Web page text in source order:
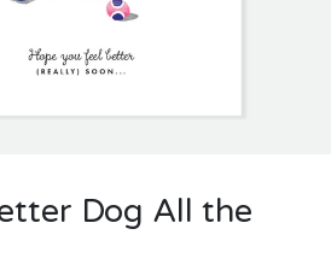
Dog All the